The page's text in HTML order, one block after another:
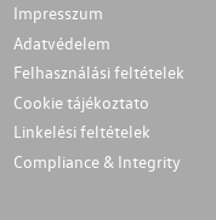
Impresszum
Adatvédelem
Felhasználási feltételek
Cookie tájékoztato
Linkelési feltételek
Compliance & Integrity